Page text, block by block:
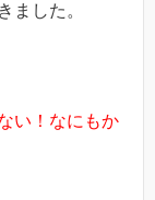
ました。
い！なにもか